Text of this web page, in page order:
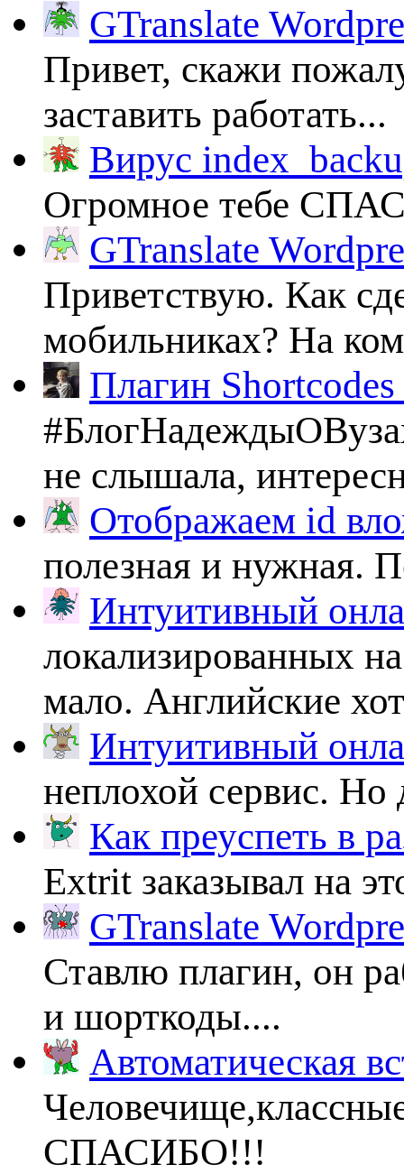
GTranslate
Привет, скажи
заставить работать...
Вирус
Огромное тебе
GTranslate
Приветствую. Как
мобильниках? На
Плагин
не слышала,
Отображаем id
полезная и нужная.
Интуитивный
локализированных
мало. Английские
Интуитивный
неплохой сервис.
Как преуспеть в
Extrit заказывал на
GTranslate
Ставлю плагин, он
и шорткоды....
Автоматическая
СПАСИБО!!!